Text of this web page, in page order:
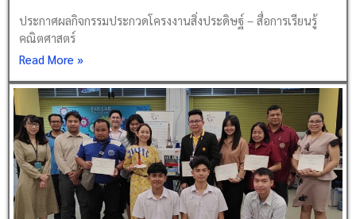
ประกาศผลกิจกรรมประกวดโครงงานสิ่งประดิษฐ์ – สื่อการเรียนรู้
คณิตศาสตร์
Read More »